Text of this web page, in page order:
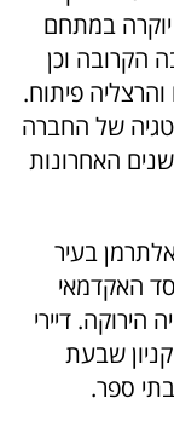
יוקרה במתחם
הקרובה וכן
פיתוח.
של החברה
האחרונות
בעיר
האקדמאי
הירוקה. דיירי
שבעת
ספר.